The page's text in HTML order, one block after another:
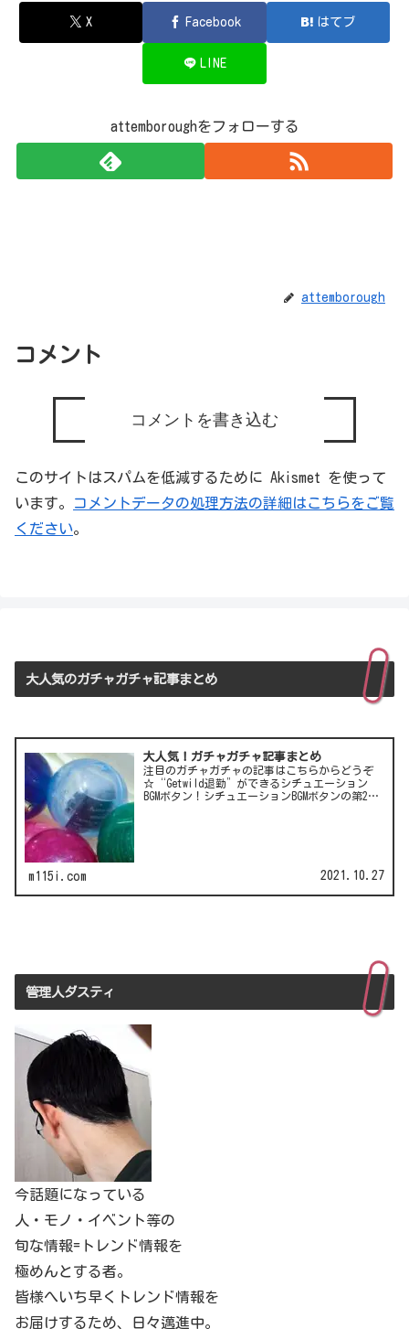
X Facebook はてブ
LINE
attemboroughをフォローする
attemborough
コメント
コメントを書き込む
このサイトはスパムを低減するために Akismet を使って
います。
コメントデータの処理方法の詳細はこちらをご覧
ください。
大人気のガチャガチャ記事まとめ
大人気！ガチャガチャ記事まとめ
注目のガチャガチャの記事はこちらからどうぞ
☆“Getwild退勤”ができるシチュエーション
BGMボタン！シチュエーションBGMボタンの第2
m115i.com 2021.10.27
管理人ダスティ
今話題になっている
人・モノ・イベント等の
旬な情報=トレンド情報を
極めんとする者。
皆様へいち早くトレンド情報を
お届けするため、日々邁進中。